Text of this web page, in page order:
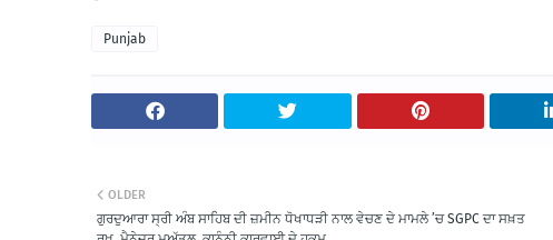
Punjab
OLDER
ਗੁਰਦੁਆਰਾ ਸ੍ਰੀ ਅੰਬ ਸਾਹਿਬ ਦੀ ਜ਼ਮੀਨ ਧੋਖਾਧੜੀ ਨਾਲ ਵੇਚਣ ਦੇ ਮਾਮਲੇ ’ਚ SGPC ਦਾ ਸਖ਼ਤ